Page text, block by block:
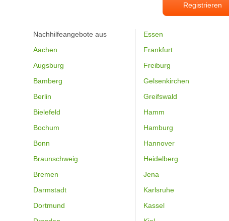
Registrieren
Nachhilfeangebote aus
Aachen
Augsburg
Bamberg
Berlin
Bielefeld
Bochum
Bonn
Braunschweig
Bremen
Darmstadt
Dortmund
Essen
Frankfurt
Freiburg
Gelsenkirchen
Greifswald
Hamm
Hamburg
Hannover
Heidelberg
Jena
Karlsruhe
Kassel